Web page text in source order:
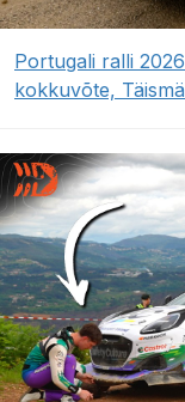
Portugali ralli
kokkuvõte,